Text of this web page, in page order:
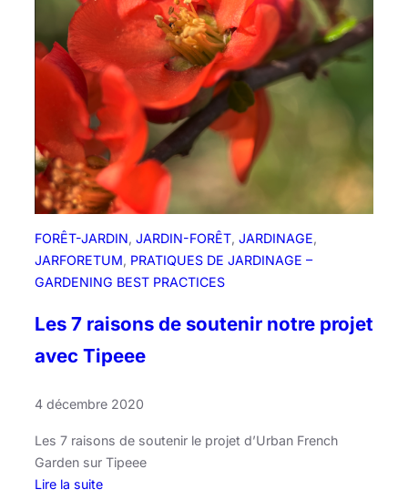
i
e
t
t
e
L
a
i
n
-
f
d
P
r
h
,
FORÊT-JARDIN, JARDIN-FORÊT, JARDINAGE
JARFORETUM, PRATIQUES DE JARDINAGE –
GARDENING BEST PRACTICES
Les 7 raisons de soutenir notre projet
avec Tipeee
4 décembre 2020
Les 7 raisons de soutenir le projet d’Urban French
Garden sur Tipeee
Lire la suite